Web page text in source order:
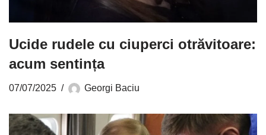
Ucide rudele cu ciuperci otrăvitoare:
acum sentința
07/07/2025 Georgi Baciu